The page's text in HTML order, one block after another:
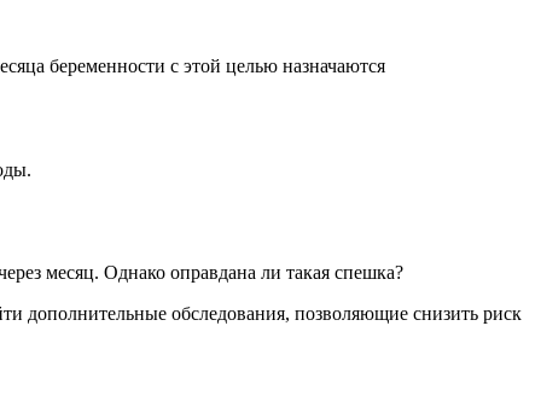
беременности с этой целью назначаются
месяц. Однако оправдана ли такая спешка?
дополнительные обследования, позволяющие снизить риск